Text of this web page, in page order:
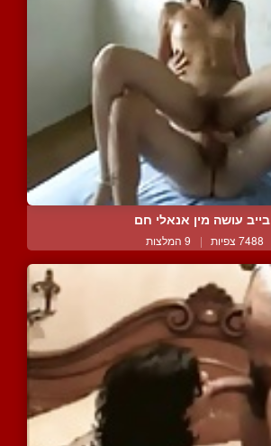
בייב עושה מין אנאלי חם
7488 צפיות | 9 המלצות